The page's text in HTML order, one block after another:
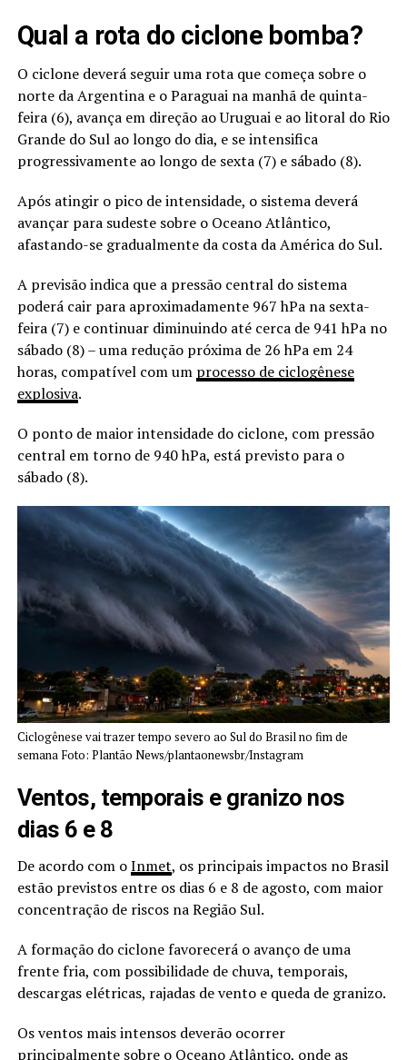
Qual a rota do ciclone bomba?
O ciclone deverá seguir uma rota que começa sobre o
norte da Argentina e o Paraguai na manhã de quinta-
feira (6), avança em direção ao Uruguai e ao litoral do Rio
Grande do Sul ao longo do dia, e se intensifica
progressivamente ao longo de sexta (7) e sábado (8).
Após atingir o pico de intensidade, o sistema deverá
avançar para sudeste sobre o Oceano Atlântico,
afastando-se gradualmente da costa da América do Sul.
A previsão indica que a pressão central do sistema
poderá cair para aproximadamente 967 hPa na sexta-
feira (7) e continuar diminuindo até cerca de 941 hPa no
sábado (8) – uma redução próxima de 26 hPa em 24
horas, compatível com um processo de ciclogênese
explosiva.
O ponto de maior intensidade do ciclone, com pressão
central em torno de 940 hPa, está previsto para o
sábado (8).
Ciclogênese vai trazer tempo severo ao Sul do Brasil no fim de
semana Foto: Plantão News/plantaonewsbr/Instagram
Ventos, temporais e granizo nos
dias 6 e 8
De acordo com oInmet, os principais impactos no Brasil
estão previstos entre os dias 6 e 8 de agosto, com maior
concentração de riscos na Região Sul.
A formação do ciclone favorecerá o avanço de uma
frente fria, com possibilidade de chuva, temporais,
descargas elétricas, rajadas de vento e queda de granizo.
Os ventos mais intensos deverão ocorrer
principalmente sobre o Oceano Atlântico, onde as